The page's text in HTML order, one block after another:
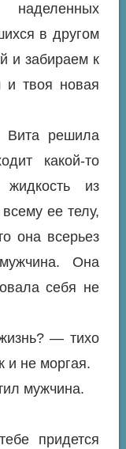
в другом
и забираем к
и твоя новая
Вита решила
какой-то
из
ее телу,
она всерьез
Она
себя не
— тихо
и не моргая.
мужчина.
придется